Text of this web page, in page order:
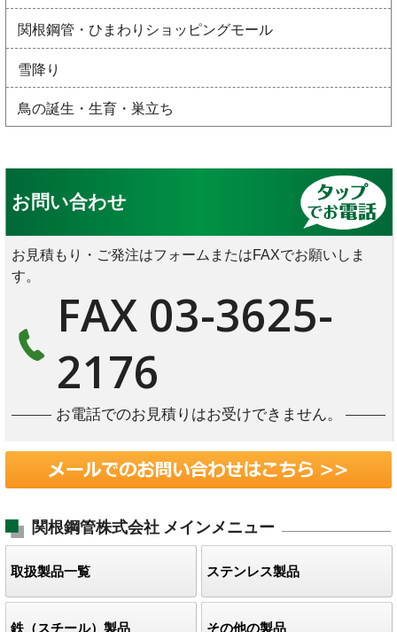
関根鋼管・ひまわりショッピングモール
雪降り
鳥の誕生・生育・巣立ち
お問い合わせ
お見積もり・ご発注はフォームまたはFAXでお願いしま
す。
FAX 03-3625-
2176
お電話でのお見積りはお受けできません。
関根鋼管株式会社 メインメニュー
取扱製品一覧 ステンレス製品
鉄（スチール）製品 その他の製品